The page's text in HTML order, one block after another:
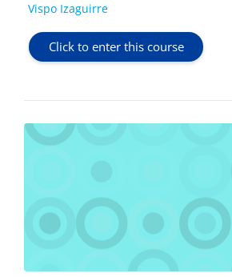
Vispo Izaguirre
Click to enter this course